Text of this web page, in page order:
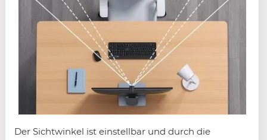
Der Sichtwinkel ist einstellbar und durch die